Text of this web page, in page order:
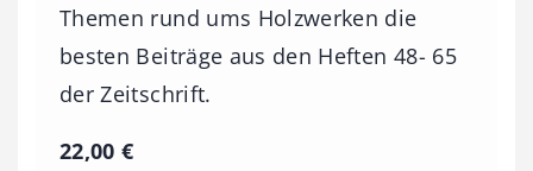
Themen rund ums Holzwerken die
besten Beiträge aus den Heften 48- 65
der Zeitschrift.
22,00€